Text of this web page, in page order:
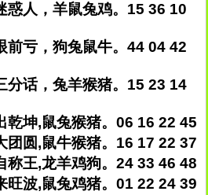
惑人，羊鼠兔鸡。15 36 10
前亏，狗兔鼠牛。44 04 42
分话，兔羊猴猪。15 23 14
乾坤,鼠兔猴猪。06 16 22 45
团圆,鼠牛猴猪。16 17 22 37
称王,龙羊鸡狗。24 33 46 48
旺波,鼠兔鸡猪。01 22 24 39